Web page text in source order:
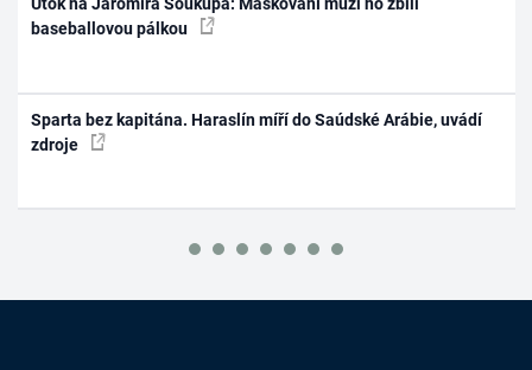
Útok na Jaromíra Soukupa: Maskovaní muži ho zbili
baseballovou pálkou
Sparta bez kapitána. Haraslín míří do Saúdské Arábie, uvádí
zdroje